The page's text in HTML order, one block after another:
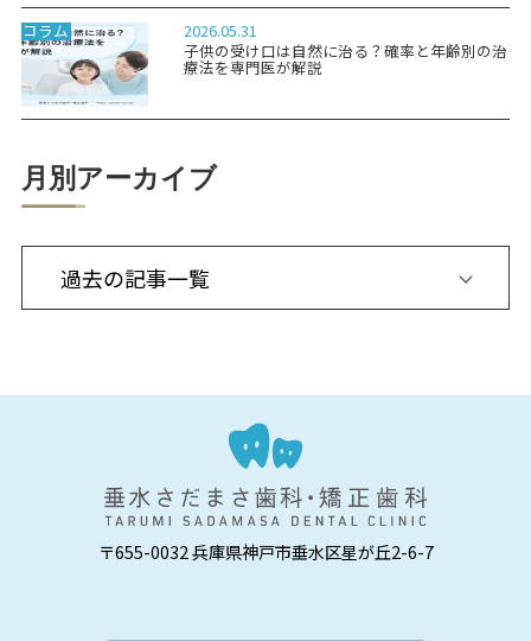
コラム
2026.05.31
子供の受け口は自然に治る？確率と年齢別の治
療法を専門医が解説
月別アーカイブ
〒655-0032 兵庫県神戸市垂水区星が丘2-6-7